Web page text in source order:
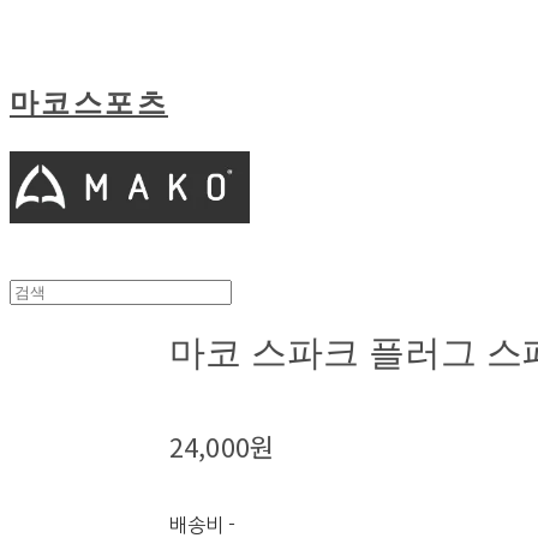
마코스포츠
마코 스파크 플러그 스
24,000원
배송비 -